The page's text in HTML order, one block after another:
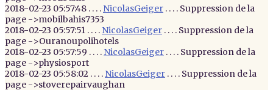
2018-02-23 05:57:48 . . . . NicolasGeiger . . . . Suppression de la
page ->mobilbahis7353
2018-02-23 05:57:51 . . . . NicolasGeiger . . . . Suppression de la
page ->Ouranoupolihotels
2018-02-23 05:57:59 . . . . NicolasGeiger . . . . Suppression de la
page ->physiosport
2018-02-23 05:58:02 . . . . NicolasGeiger . . . . Suppression de la
page ->stoverepairvaughan